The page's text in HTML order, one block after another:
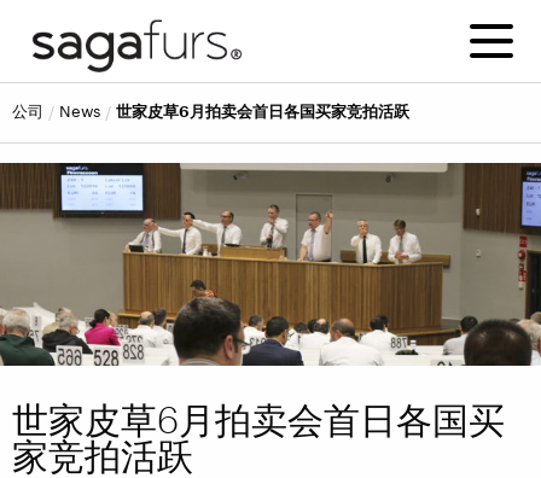
公司 news 世家皮草6月拍卖会首日各国买家竞拍活跃
世家皮草6月拍卖会首日各国买
家竞拍活跃